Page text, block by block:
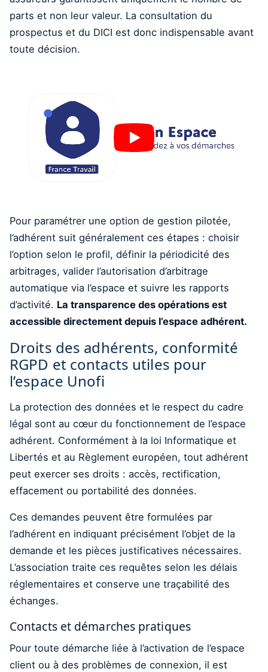
parts et non leur valeur. La consultation du
prospectus et du DICI est donc indispensable avant
toute décision.
Pour paramétrer une option de gestion pilotée,
l’adhérent suit généralement ces étapes : choisir
l’option selon le profil, définir la périodicité des
arbitrages, valider l’autorisation d’arbitrage
automatique via l’espace et suivre les rapports
d’activité. La transparence des opérations est
accessible directement depuis l’espace adhérent.
Droits des adhérents, conformité
RGPD et contacts utiles pour
l’espace Unofi
La protection des données et le respect du cadre
légal sont au cœur du fonctionnement de l’espace
adhérent. Conformément à la loi Informatique et
Libertés et au Règlement européen, tout adhérent
peut exercer ses droits : accès, rectification,
effacement ou portabilité des données.
Ces demandes peuvent être formulées par
l’adhérent en indiquant précisément l’objet de la
demande et les pièces justificatives nécessaires.
L’association traite ces requêtes selon les délais
réglementaires et conserve une traçabilité des
échanges.
Contacts et démarches pratiques
Pour toute démarche liée à l’activation de l’espace
client ou à des problèmes de connexion, il est